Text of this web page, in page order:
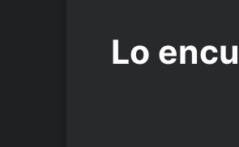
Lo